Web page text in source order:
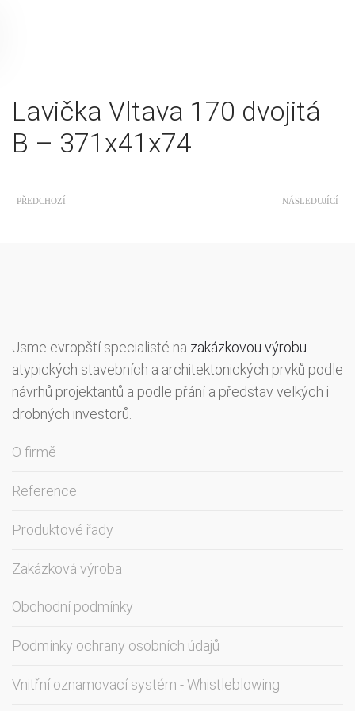
Lavička Vltava 170 dvojitá
B – 371x41x74
PŘEDCHOZÍ NÁSLEDUJÍCÍ
Jsme evropští specialisté na zakázkovou výrobu
atypických stavebních a architektonických prvků podle
návrhů projektantů a podle přání a představ velkých i
drobných investorů.
O firmě
Reference
Produktové řady
Zakázková výroba
Obchodní podmínky
Podmínky ochrany osobních údajů
Vnitřní oznamovací systém - Whistleblowing